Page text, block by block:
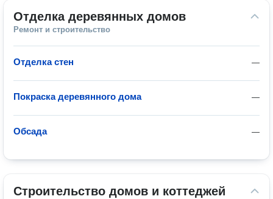
Отделка деревянных домов
Ремонт и строительство
—
Отделка стен
—
Покраска деревянного дома
—
Обсада
Строительство домов и коттеджей